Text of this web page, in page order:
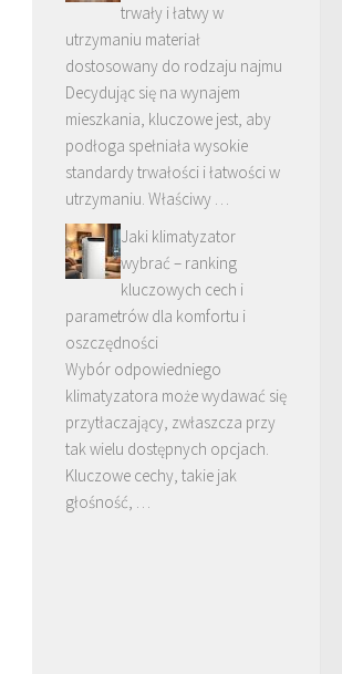
trwały i łatwy w
utrzymaniu materiał
dostosowany do rodzaju najmu
Decydując się na wynajem
mieszkania, kluczowe jest, aby
podłoga spełniała wysokie
standardy trwałości i łatwości w
utrzymaniu. Właściwy …
Jaki klimatyzator
wybrać – ranking
kluczowych cech i
parametrów dla komfortu i
oszczędności
Wybór odpowiedniego
klimatyzatora może wydawać się
przytłaczający, zwłaszcza przy
tak wielu dostępnych opcjach.
Kluczowe cechy, takie jak
głośność, …